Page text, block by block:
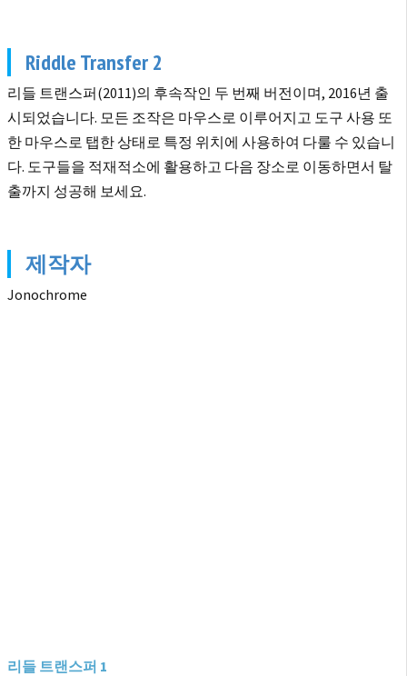
Riddle Transfer 2
리들 트랜스퍼(2011)의 후속작인 두 번째 버전이며, 2016년 출
시되었습니다. 모든 조작은 마우스로 이루어지고 도구 사용 또
한 마우스로 탭한 상태로 특정 위치에 사용하여 다룰 수 있습니
다. 도구들을 적재적소에 활용하고 다음 장소로 이동하면서 탈
출까지 성공해 보세요.
제작자
Jonochrome
리들 트랜스퍼 1